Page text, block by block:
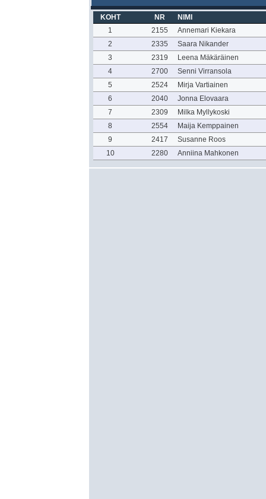
KOHT NR
NIMI
1
2155
Annemari Kiekara
2
2335
Saara Nikander
3
2319
Leena Mäkäräinen
4
2700
Senni Virransola
5
2524
Mirja Vartiainen
6
2040
Jonna Elovaara
7
2309
Milka Myllykoski
8
2554
Maija Kemppainen
9
2417
Susanne Roos
10
2280 Anniina Mahkonen